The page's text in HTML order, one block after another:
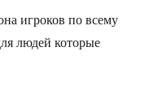
игроков по всему
людей которые